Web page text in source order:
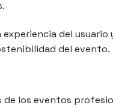
del
del evento.
los eventos